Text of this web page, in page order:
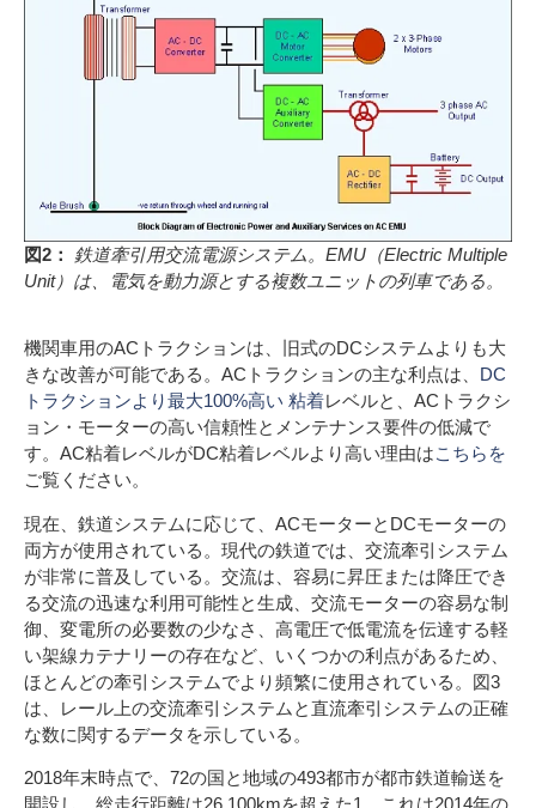
図2： 鉄道牽引用交流電源システム。EMU（Electric Multiple
Unit）は、電気を動力源とする複数ユニットの列車である。
機関車用のACトラクションは、旧式のDCシステムよりも大
きな改善が可能である。ACトラクションの主な利点は、 DC
トラクションより最大100%高い 粘着レベルと、ACトラクシ
ョン・モーターの高い信頼性とメンテナンス要件の低減で
す。AC粘着レベルがDC粘着レベルより高い理由はこちらを
ご覧ください。
現在、鉄道システムに応じて、ACモーターとDCモーターの
両方が使用されている。現代の鉄道では、交流牽引システム
が非常に普及している。交流は、容易に昇圧または降圧でき
る交流の迅速な利用可能性と生成、交流モーターの容易な制
御、変電所の必要数の少なさ、高電圧で低電流を伝達する軽
い架線カテナリーの存在など、いくつかの利点があるため、
ほとんどの牽引システムでより頻繁に使用されている。図3
は、レール上の交流牽引システムと直流牽引システムの正確
な数に関するデータを示している。
2018年末時点で、72の国と地域の493都市が都市鉄道輸送を
開設し、総走行距離は26,100kmを超えた1。これは2014年の